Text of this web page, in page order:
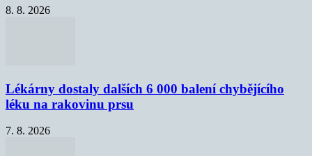
8. 8. 2026
Lékárny dostaly dalších 6 000 balení chybějícího
léku na rakovinu prsu
7. 8. 2026